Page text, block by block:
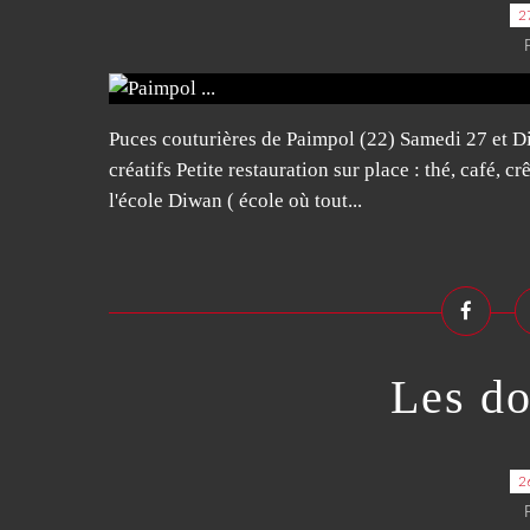
Puces couturières de Paimpol (22) Samedi 27 et
créatifs Petite restauration sur place : thé, café,
l'école Diwan ( école où tout...
Les